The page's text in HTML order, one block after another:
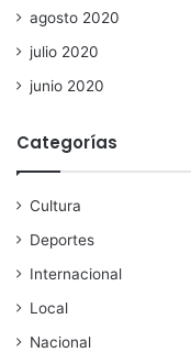
agosto 2020
julio 2020
junio 2020
Categorías
Cultura
Deportes
Internacional
Local
Nacional